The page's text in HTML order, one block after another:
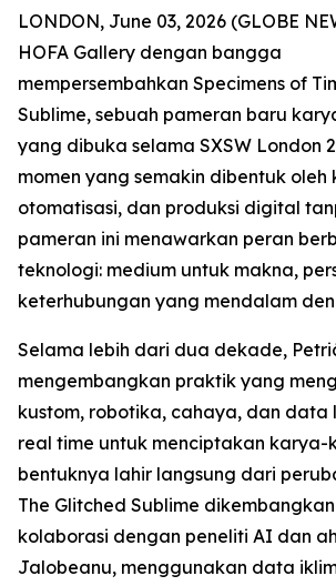
LONDON, June 03, 2026 (GLOBE
HOFA Gallery dengan bangga
mempersembahkan Specimens of
Sublime, sebuah pameran baru
yang dibuka selama SXSW London
momen yang semakin dibentuk oleh
otomatisasi, dan produksi digital
pameran ini menawarkan peran
teknologi: medium untuk makna,
keterhubungan yang mendalam
Selama lebih dari dua dekade,
mengembangkan praktik yang
kustom, robotika, cahaya, dan data
real time untuk menciptakan karya-
bentuknya lahir langsung dari
The Glitched Sublime
kolaborasi dengan peneliti AI dan
Jalobeanu, menggunakan data